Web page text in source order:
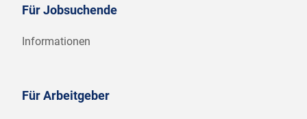
Für Jobsuchende
Informationen
Für Arbeitgeber